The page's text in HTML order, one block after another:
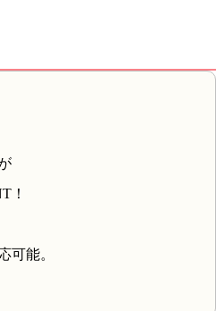
！
可能。